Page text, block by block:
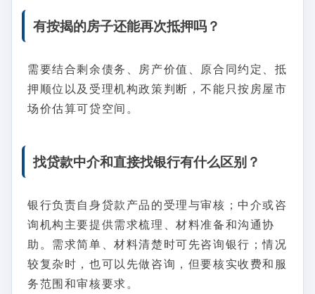
有按揭的房子还能再次抵押吗？
需要结合剩余债务、房产价值、原合同约定、抵
押顺位以及受理机构政策判断，不能只按房屋市
场价估算可贷空间。
找贷款中介和直接找银行有什么区别？
银行负责自身贷款产品的受理与审核；中介或咨
询机构主要提供需求梳理、材料准备和沟通协
助。需求简单、材料清楚时可先咨询银行；情况
较复杂时，也可以先做咨询，但要核实收费和服
务范围和审核要求。